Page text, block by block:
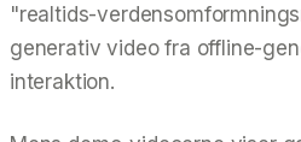
"realtids-
generativ video fra offline-
interaktion.